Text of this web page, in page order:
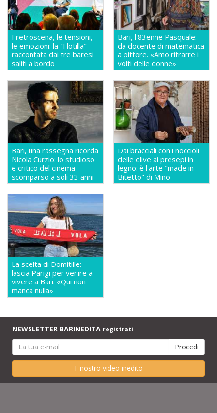
I retroscena, le tensioni,
le emozioni: la "Flotilla"
raccontata dai tre baresi
saliti a bordo
Bari, l'83enne Pasquale:
da docente di matematica
a pittore. «Amo ritrarre i
volti delle donne»
Bari, una rassegna ricorda
Nicola Curzio: lo studioso
e critico del cinema
scomparso a soli 33 anni
Dai bracciali con i noccioli
delle olive ai presepi in
legno: è l'arte "made in
Bitetto" di Mino
La scelta di Domitille:
lascia Parigi per venire a
vivere a Bari. «Qui non
manca nulla»
NEWSLETTER BARINEDITA registrati
Il nostro video inedito